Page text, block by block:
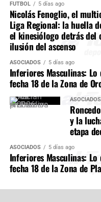
FÚTBOL 5 días ago
Nicolás Fenoglio, el
Liga Regional: la huella
el kinesiólogo detrás del
ilusión del ascenso
ASOCIADOS 5 días ago
Inferiores Masculinas: Lo
fecha 18 de la Zona de
ASOCIADOS
y la
etapa
ASOCIADOS 5 días ago
Inferiores Masculinas: Lo
fecha 18 de la Zona de